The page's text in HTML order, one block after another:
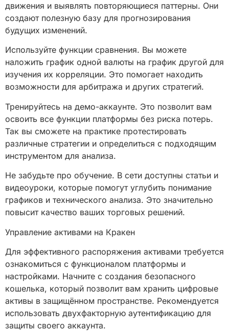
движения и выявлять повторяющиеся паттерны. Они
создают полезную базу для прогнозирования
будущих изменений.
Используйте функции сравнения. Вы можете
наложить график одной валюты на график другой для
изучения их корреляции. Это помогает находить
возможности для арбитража и других стратегий.
Тренируйтесь на демо-аккаунте. Это позволит вам
освоить все функции платформы без рискa потерь.
Так вы сможете на практике протестировать
различные стратегии и определиться с подходящим
инструментом для анализа.
Не забудьте про обучение. В сети доступны статьи и
видеоуроки, которые помогут углубить понимание
графиков и технического анализа. Это значительно
повысит качество ваших торговых решений.
Управление активами на Кракен
Для эффективного распоряжения активами требуется
ознакомиться с функционалом платформы и
настройками. Начните с создания безопасного
кошелька, который позволит вам хранить цифровые
активы в защищённом пространстве. Рекомендуется
использовать двухфакторную аутентификацию для
защиты своего аккаунта.